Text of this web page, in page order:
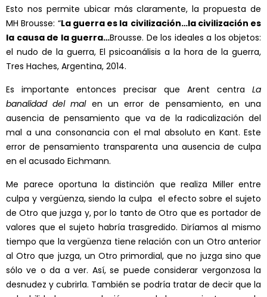
Esto nos permite ubicar más claramente, la propuesta de
MH Brousse: “La guerra es la civilización…la civilización es
la causa de la guerra…Brousse. De los ideales a los objetos:
el nudo de la guerra, El psicoanálisis a la hora de la guerra,
Tres Haches, Argentina, 2014.
Es importante entonces precisar que Arent centra La
banalidad del malen un error de pensamiento, en una
ausencia de pensamiento que va de la radicalización del
mal a una consonancia con el mal absoluto en Kant. Este
error de pensamiento transparenta una ausencia de culpa
en el acusado Eichmann.
Me parece oportuna la distinción que realiza Miller entre
culpa y vergüenza, siendo la culpa el efecto sobre el sujeto
de Otro que juzga y, por lo tanto de Otro que es portador de
valores que el sujeto habría trasgredido. Diríamos al mismo
tiempo que la vergüenza tiene relación con un Otro anterior
al Otro que juzga, un Otro primordial, que no juzga sino que
sólo ve o da a ver. Así, se puede considerar vergonzosa la
desnudez y cubrirla. También se podría tratar de decir que la